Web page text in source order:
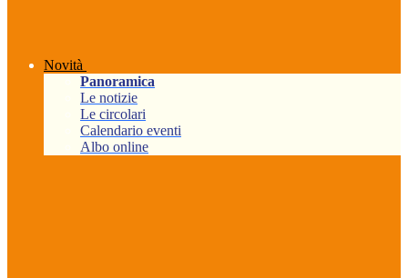
Novità
Panoramica
Le notizie
Le circolari
Calendario eventi
Albo online